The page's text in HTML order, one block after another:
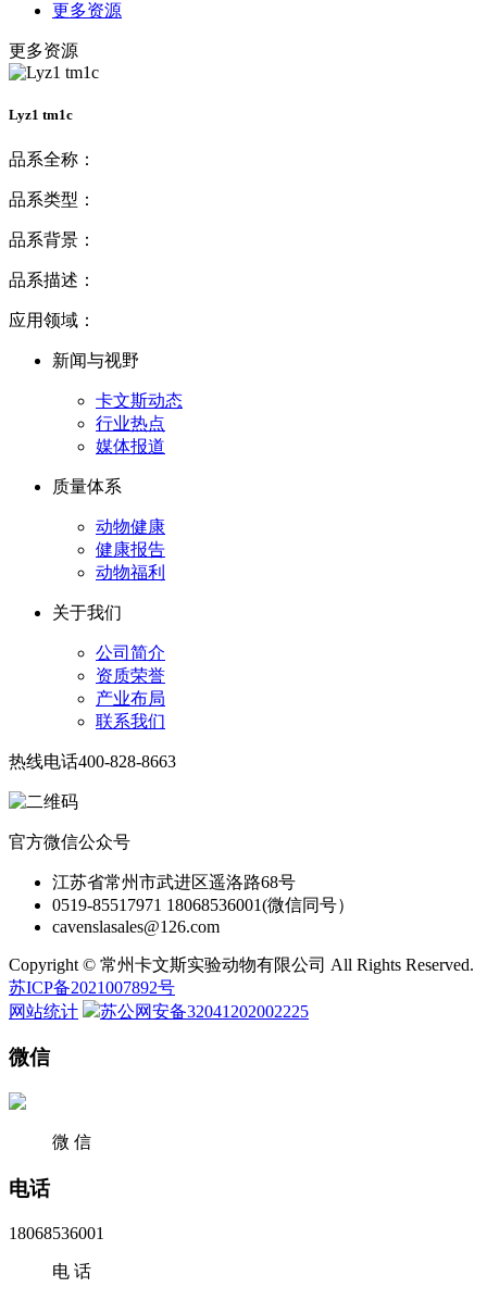
更多资源
更多资源
Lyz1 tm1c
品系全称：
品系类型：
品系背景：
品系描述：
应用领域：
新闻与视野
卡文斯动态
行业热点
媒体报道
质量体系
动物健康
健康报告
动物福利
关于我们
公司简介
资质荣誉
产业布局
联系我们
热线电话400-828-8663
官方微信公众号
江苏省常州市武进区遥洛路68号
0519-85517971 18068536001(微信同号）
cavenslasales@126.com
Copyright © 常州卡文斯实验动物有限公司 All Rights Reserved.
苏ICP备2021007892号
网站统计
苏公网安备32041202002225
微信
微 信
电话
18068536001
电 话